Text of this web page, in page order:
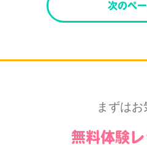
次のペ
まずはお
無料体験